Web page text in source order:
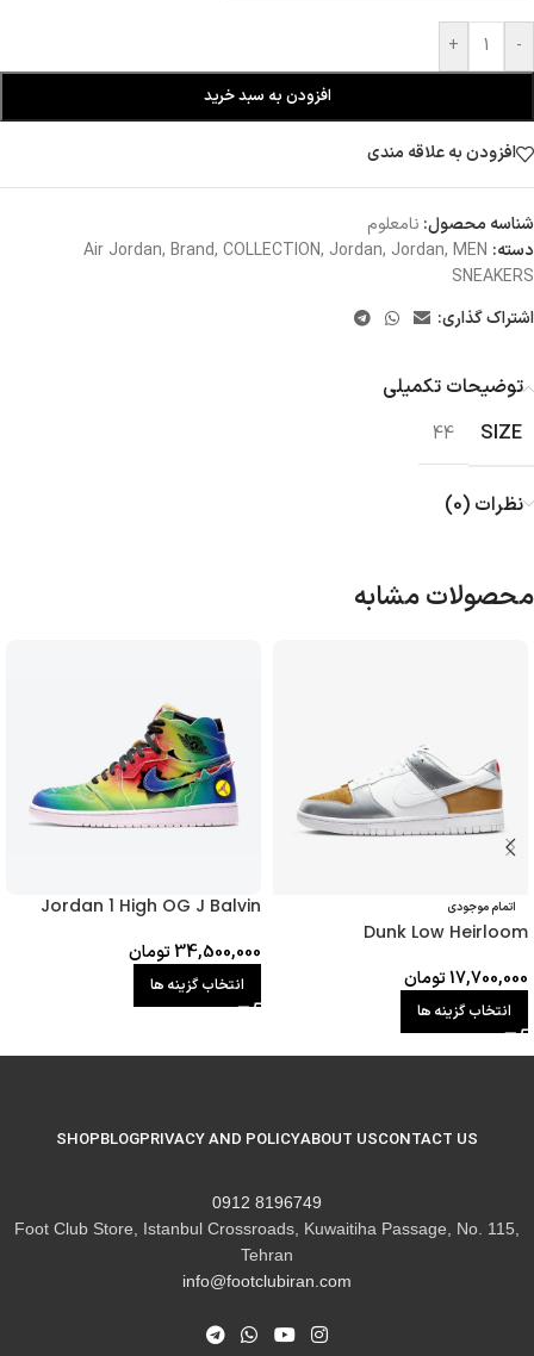
-
+
افزودن به سبد خرید
افزودن به علاقه مندی
شناسه محصول: نامعلوم
دسته:
Air Jordan, Brand, COLLECTION, Jordan, Jordan, MEN
SNEAKERS
اشتراک گذاری:
توضیحات تکمیلی
SIZE
44
نظرات (0)
محصولات مشابه
اتمام موجودی
Dunk Low Heirloom
17,700,000تومان
انتخاب گزینه ها
Jordan 1 High OG J Balvin
34,500,000تومان
انتخاب گزینه ها
CONTACT US
ABOUT US
PRIVACY AND POLICY
BLOG
SHOP
8196749 0912
Foot Club Store, Istanbul Crossroads, Kuwaitiha Passage, No. 115,
Tehran
info@footclubiran.com